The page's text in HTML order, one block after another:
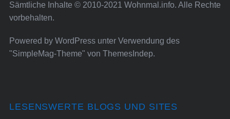
Sämtliche Inhalte © 2010-2021 Wohnmal.info. Alle Rechte
vorbehalten.
Powered by WordPressunter Verwendung des
"SimpleMag-Theme" von ThemesIndep.
LESENSWERTE BLOGS UND SITES